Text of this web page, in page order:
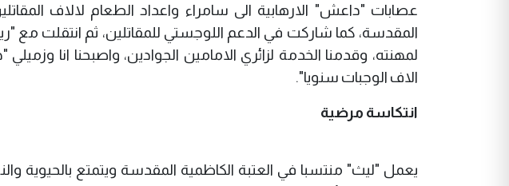
عصابات "داعش" الارهابية الى سامراء واعداد الطعام لالاف
المقدسة، كما شاركت في الدعم اللوجستي للمقاتلين، ثم انتقلت مع
لمهنته، وقدمنا الخدمة لزائري الامامين الجوادين، واصبحنا انا
الاف الوجبات سنويا".
انتكاسة مرضية
يعمل "ليث" منتسبا في العتبة الكاظمية المقدسة ويتمتع بالحيوية